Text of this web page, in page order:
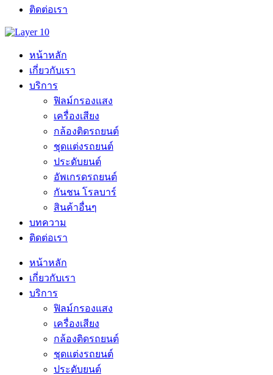
ติดต่อเรา
หน้าหลัก
เกี่ยวกับเรา
บริการ
ฟิลม์กรองแสง
เครื่องเสียง
กล้องติดรถยนต์
ชุดแต่งรถยนต์
ประดับยนต์
อัพเกรดรถยนต์
กันชน โรลบาร์
สินค้าอื่นๆ
บทความ
ติดต่อเรา
หน้าหลัก
เกี่ยวกับเรา
บริการ
ฟิลม์กรองแสง
เครื่องเสียง
กล้องติดรถยนต์
ชุดแต่งรถยนต์
ประดับยนต์